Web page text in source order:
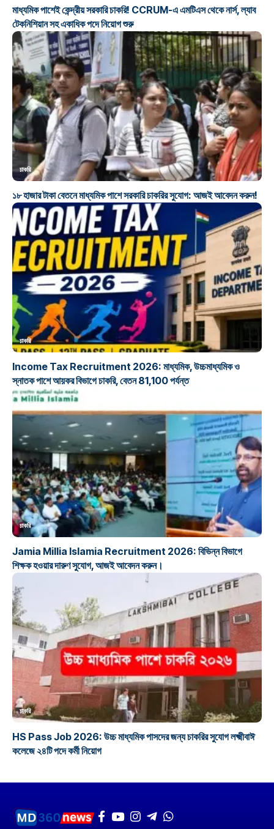
মাধ্যমিক পাশেই কেন্দ্রীয় সরকারি চাকরি! CCRUM-এ এমটিএস থেকে নার্স, ল্যাব
টেকনিশিয়ান সহ একাধিক পদে নিয়োগ শুরু
চাকরি
১৮ হাজার টাকা বেতনে মাধ্যমিক পাশে সরকারি চাকরির সুযোগ: আজই আবেদন করুন!
চাকরি
Income Tax Recruitment 2026: মাধ্যমিক, উচ্চমাধ্যমিক ও
স্নাতক পাশে আয়কর বিভাগে চাকরি, বেতন 81,100 পর্যন্ত
চাকরি
Jamia Millia Islamia Recruitment 2026: বিভিন্ন বিভাগে
শিক্ষক হওয়ার দারুণ সুযোগ, আজই আবেদন করুন।
চাকরি
HS Pass Job 2026: উচ্চ মাধ্যমিক পাসদের জন্য চাকরির সুযোগ লক্ষ্মীবাঈ
কলেজে ২৪টি পদে কর্মী নিয়োগ